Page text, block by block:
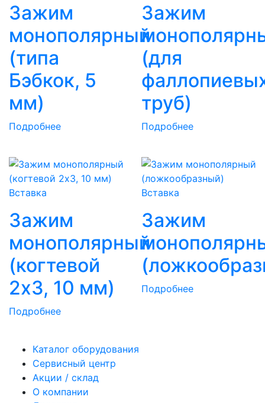
Зажим
монополярный
(типа
Бэбкок, 5
мм)
Подробнее
Зажим
(для
труб)
Подробнее
Вставка
Зажим
монополярный
(когтевой
2х3, 10 мм)
Подробнее
Вставка
Зажим
Подробнее
Каталог оборудования
Сервисный центр
Акции / склад
О компании